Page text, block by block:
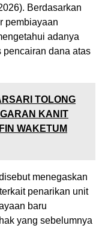
Berdasarkan
pembiayaan
adanya
pencairan dana atas
TOLONG
KANIT
WAKETUM
menegaskan
penarikan unit
baru
yang sebelumnya